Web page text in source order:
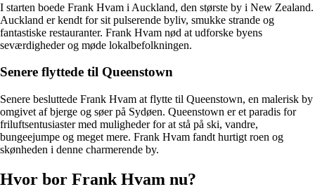
I starten boede Frank Hvam i Auckland, den største by i New Zealand.
Auckland er kendt for sit pulserende byliv, smukke strande og
fantastiske restauranter. Frank Hvam nød at udforske byens
seværdigheder og møde lokalbefolkningen.
Senere flyttede til Queenstown
Senere besluttede Frank Hvam at flytte til Queenstown, en malerisk by
omgivet af bjerge og søer på Sydøen. Queenstown er et paradis for
friluftsentusiaster med muligheder for at stå på ski, vandre,
bungeejumpe og meget mere. Frank Hvam fandt hurtigt roen og
skønheden i denne charmerende by.
Hvor bor Frank Hvam nu?